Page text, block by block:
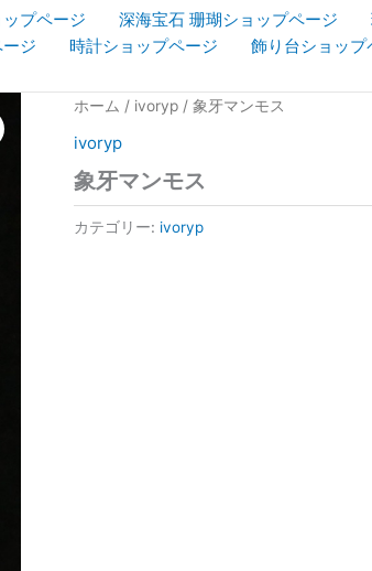
プページ 深海宝石 珊瑚ショップページ
ジ 時計ショップページ 飾り台ショップ
ホーム / ivoryp / 象牙マンモス
ivoryp
象牙マンモス
カテゴリー: ivoryp